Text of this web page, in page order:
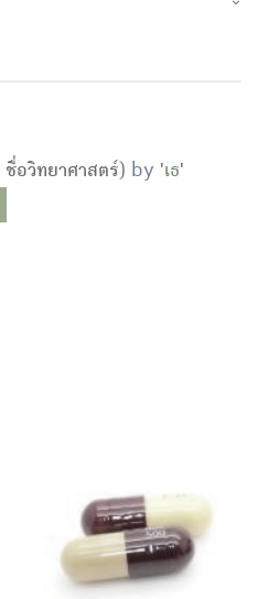
ชื่อวิทยาศาสตร์) by 'เธ'